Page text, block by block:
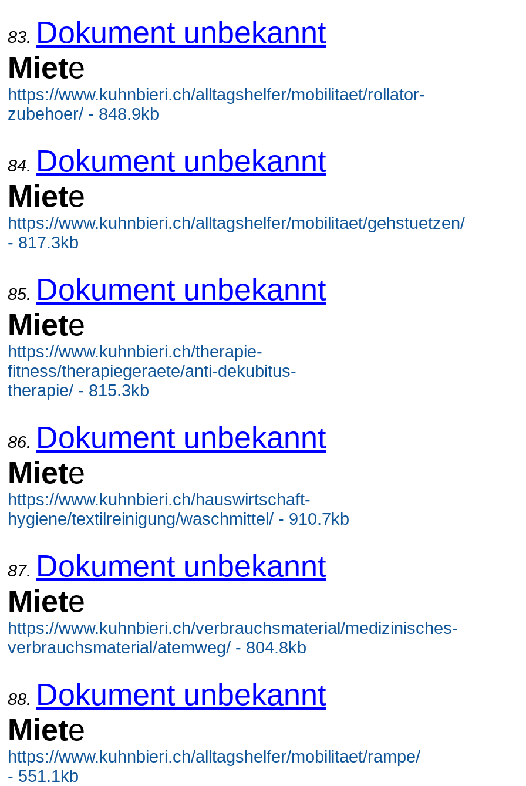
83. Dokument unbekannt
Miete
https://www.kuhnbieri.ch/alltagshelfer/mobilitaet/rollator-
zubehoer/ - 848.9kb
84. Dokument unbekannt
Miete
https://www.kuhnbieri.ch/alltagshelfer/mobilitaet/gehstuetzen/
- 817.3kb
85. Dokument unbekannt
Miete
https://www.kuhnbieri.ch/therapie-
fitness/therapiegeraete/anti-dekubitus-
therapie/ - 815.3kb
86. Dokument unbekannt
Miete
https://www.kuhnbieri.ch/hauswirtschaft-
hygiene/textilreinigung/waschmittel/ - 910.7kb
87. Dokument unbekannt
Miete
https://www.kuhnbieri.ch/verbrauchsmaterial/medizinisches-
verbrauchsmaterial/atemweg/ - 804.8kb
88. Dokument unbekannt
Miete
https://www.kuhnbieri.ch/alltagshelfer/mobilitaet/rampe/
- 551.1kb